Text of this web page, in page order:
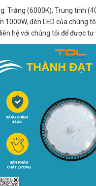
Trắng (6000K), Trung tính
1000W, đèn LED của
hệ với chúng tôi để được